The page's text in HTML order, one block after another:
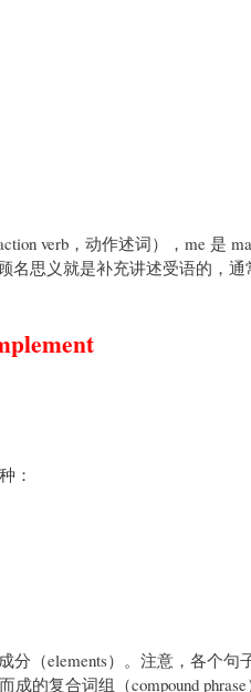
verb，动作述词），me 是
名思义就是补充讲述受语的，
：
分（elements）。注意，各个句
的复合词组（compound